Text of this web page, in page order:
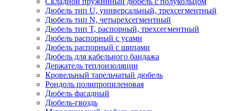
Дюбель тип U, универсальный, трехсегментный
Дюбель тип N, четырехсегментный
Дюбель тип T, распорный, трехсегментный
Дюбель распорный с усами
Дюбель распорный с шипами
Дюбель для кабельного бандажа
Держатель теплоизоляции
Кровельный тарельчатый дюбель
Рондоль полипропиленовая
Дюбель фасадный
Дюбель-гвоздь